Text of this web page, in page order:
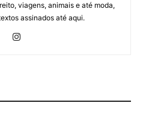
viagens, animais e até moda,
assinados até aqui.